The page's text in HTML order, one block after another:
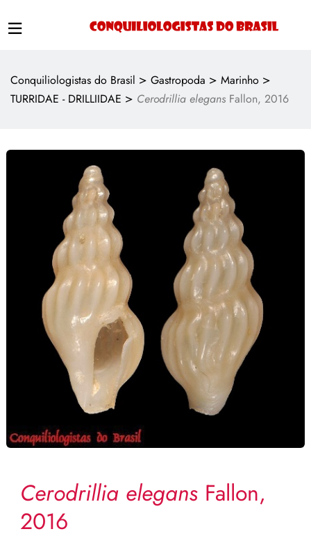
Conquiliologistas do Brasil > Gastropoda > Marinho >
TURRIDAE - DRILLIIDAE > Cerodrillia elegans Fallon, 2016
Cerodrillia elegansFallon,
2016